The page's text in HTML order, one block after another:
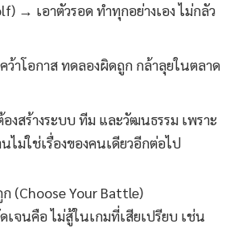
→ เอาตัวรอด ทำทุกอย่างเอง ไม่กลัว
าโอกาส ทดลองผิดถูก กล้าลุยในตลาด
งสร้างระบบ ทีม และวัฒนธรรม เพราะ
ไม่ใช่เรื่องของคนเดียวอีกต่อไป
(Choose Your Battle)
เจนคือ ไม่สู้ในเกมที่เสียเปรียบ เช่น